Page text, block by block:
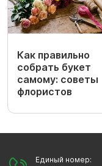
Как правильно
собрать букет
самому: советы
флористов
Единый номер: